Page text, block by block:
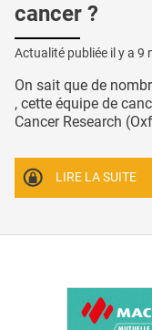
cancer ?
Actualité publiée il y a 9
On sait que de
, cette équipe de
Cancer Research
LIRE LA SUITE